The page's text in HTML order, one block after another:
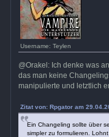
Username: Teylen
@Orakel: Ich denke was
das man keine
manipulierte und letztlich
Zitat von: Rpgator am
Ein Changeling sollte über
simpler zu formulieren.